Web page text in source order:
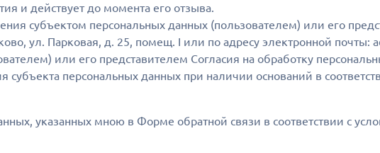
и действует до момента его отзыва.
субъектом персональных данных (пользователем) или его
ул. Парковая, д. 25, помещ. I или по адресу электронной почты:
или его представителем Согласия на обработку
субъекта персональных данных при наличии оснований в
указанных мною в Форме обратной связи в соответствии с